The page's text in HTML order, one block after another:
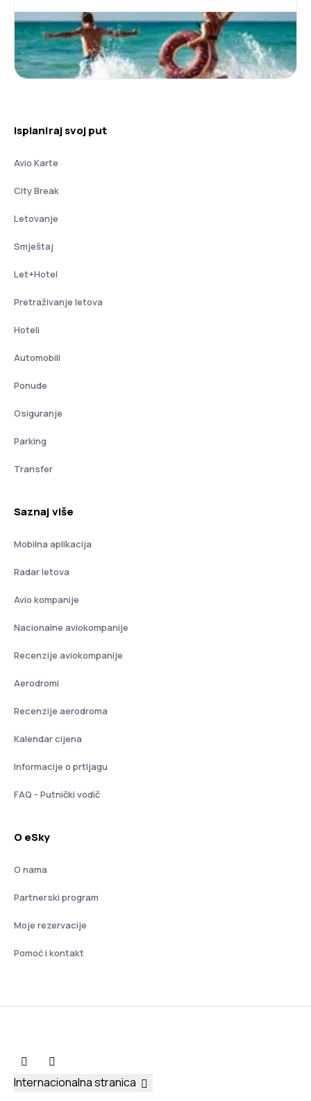
Isplaniraj svoj put
Avio Karte
City Break
Letovanje
Smještaj
Let+Hotel
Pretraživanje letova
Hoteli
Automobili
Ponude
Osiguranje
Parking
Transfer
Saznaj više
Mobilna aplikacija
Radar letova
Avio kompanije
Nacionalne aviokompanije
Recenzije aviokompanije
Aerodromi
Recenzije aerodroma
Kalendar cijena
Informacije o prtljagu
FAQ - Putnički vodič
O eSky
O nama
Partnerski program
Moje rezervacije
Pomoć i kontakt
Internacionalna stranica